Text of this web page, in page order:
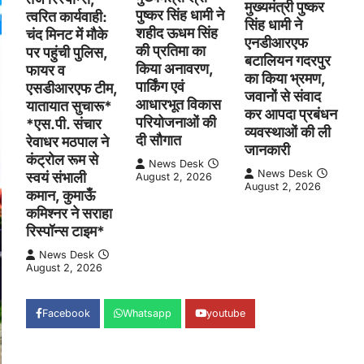
त्वरित कार्यवाही:
चंद मिनट में मौके
पर पहुंची पुलिस,
फायर व
एसडीआरएफ टीम,
यातायात सुचारू*
*एस.पी. संचार
रेवाधर मठपाल ने
कंट्रोल रूम से
स्वयं संभाली
कमान, कुमाऊँ
कमिश्नर ने सराहा
रिस्पॉन्स टाइम*
News Desk
August 2, 2026
पुष्कर सिंह धामी ने
शहीद ऊधम सिंह
की प्रतिमा का
किया अनावरण,
पार्किंग एवं
आधारभूत विकास
परियोजनाओं की
दी सौगात
News Desk
August 2, 2026
मुख्यमंत्री पुष्कर
सिंह धामी ने
एनडीआरएफ
बटालियन गदरपुर
का किया भ्रमण,
जवानों से संवाद
कर आपदा प्रबंधन
व्यवस्थाओं की ली
जानकारी
News Desk
August 2, 2026
Facebook Whatsapp youtube